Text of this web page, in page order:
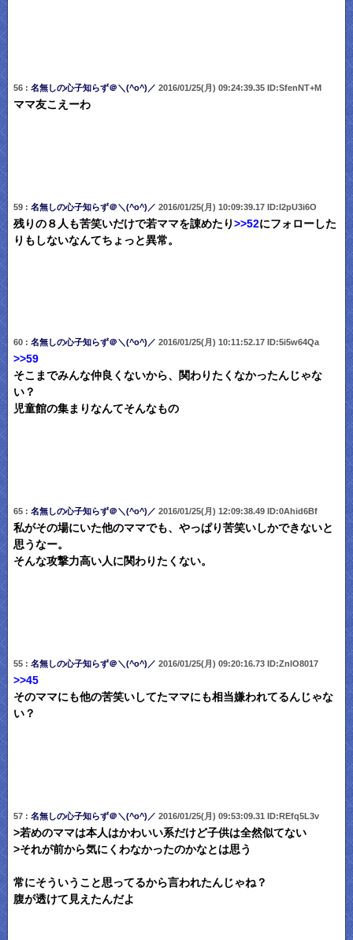
56 : 名無しの心子知らず＠＼(^o^)／ 2016/01/25(月) 09:24:39.35 ID:SfenNT+M
ママ友こえーわ
59 : 名無しの心子知らず＠＼(^o^)／ 2016/01/25(月) 10:09:39.17 ID:I2pU3i6O
残りの８人も苦笑いだけで若ママを諌めたり >>52にフォローした
りもしないなんてちょっと異常。
60 : 名無しの心子知らず＠＼(^o^)／ 2016/01/25(月) 10:11:52.17 ID:5i5w64Qa
>>59
そこまでみんな仲良くないから、関わりたくなかったんじゃな
い？
児童館の集まりなんてそんなもの
65 : 名無しの心子知らず＠＼(^o^)／ 2016/01/25(月) 12:09:38.49 ID:0Ahid6Bf
私がその場にいた他のママでも、やっぱり苦笑いしかできないと
思うなー。
そんな攻撃力高い人に関わりたくない。
55 : 名無しの心子知らず＠＼(^o^)／ 2016/01/25(月) 09:20:16.73 ID:ZnlO8017
>>45
そのママにも他の苦笑いしてたママにも相当嫌われてるんじゃな
い？
57 : 名無しの心子知らず＠＼(^o^)／ 2016/01/25(月) 09:53:09.31 ID:REfq5L3v
>若めのママは本人はかわいい系だけど子供は全然似てない
>それが前から気にくわなかったのかなとは思う
常にそういうこと思ってるから言われたんじゃね？
腹が透けて見えたんだよ